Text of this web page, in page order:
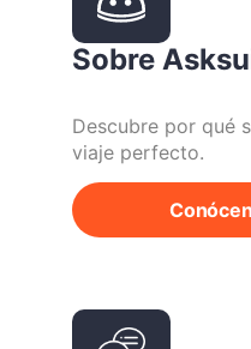
Sobre
Descubre por qué
viaje perfecto.